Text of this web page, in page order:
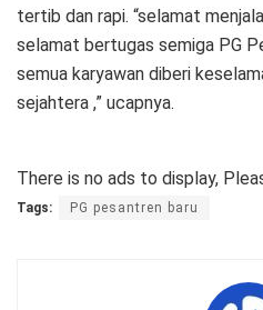
tertib dan rapi. “selamat
selamat bertugas semiga PG
semua karyawan diberi
sejahtera ,” ucapnya.
There is no ads to display,
Tags: PG pesantren baru